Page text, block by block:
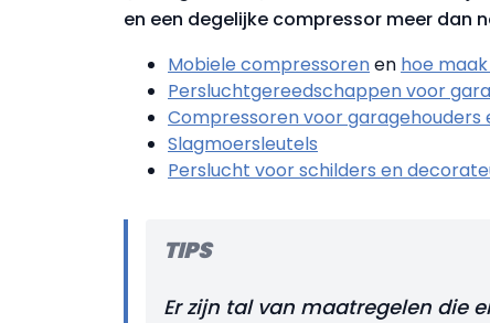
en een degelijke compressor meer dan
Mobiele compressorenen hoe
Persluchtgereedschappen voor
Compressoren voor garagehouders
Slagmoersleutels
Perslucht voor schilders en
TIPS
Er zijn tal van maatregelen die